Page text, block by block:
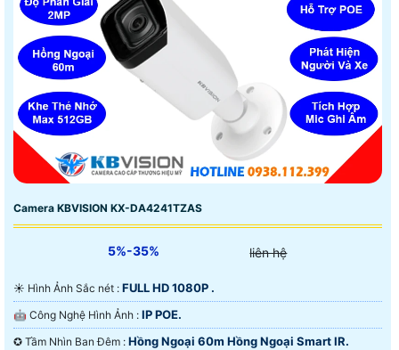
Camera KBVISION KX-DA4241TZAS
5%-35% liên hệ
☀️ Hình Ảnh Sắc nét : FULL HD 1080P .
🤖️ Công Nghệ Hình Ảnh : IP POE.
✪ Tầm Nhìn Ban Đêm : Hồng Ngoại 60m Hồng Ngoại Smart IR.